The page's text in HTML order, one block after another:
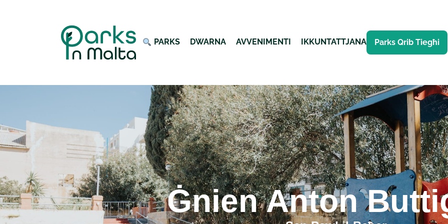
︎ PARKS DWARNA AVVENIMENTI IKKUNTATTJANA Parks Qrib Tiegħi
Ġnien Anton